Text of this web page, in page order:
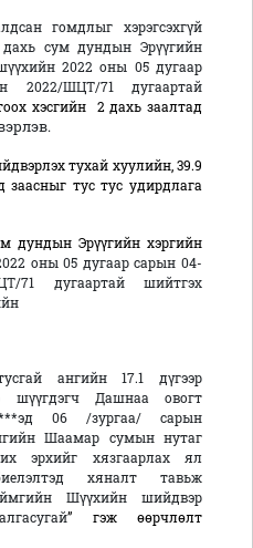
гомдлыг хэрэгсэхгүй
сум дундын Эрүүгийн
2022 оны 05 дугаар
2022/ШЦТ/71 дугаартай
хэсгийн 2 дахь заалтад
тухай хуулийн, 39.9
заасныг тус тус удирдлага
дундын Эрүүгийн хэргийн
оны 05 дугаар сарын 04-
71 дугаартай шийтгэх
ангийн 17.1 дүгээр
шүүгдэгч Дашнаа овогт
06 /зургаа/ сарын
Шаамар сумын нутаг
эрхийг хязгаарлах ял
хяналт тавьж
Шүүхийн шийдвэр
” гэж өөрчлөлт